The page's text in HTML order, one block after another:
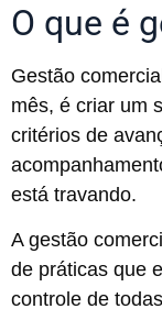
O que é
Gestão
mês, é criar um
critérios de
está travando.
A gestão
de práticas que
controle de